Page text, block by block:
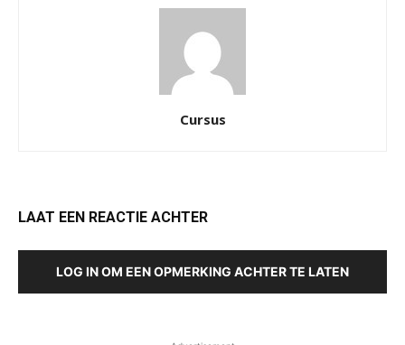
Cursus
LAAT EEN REACTIE ACHTER
LOG IN OM EEN OPMERKING ACHTER TE LATEN